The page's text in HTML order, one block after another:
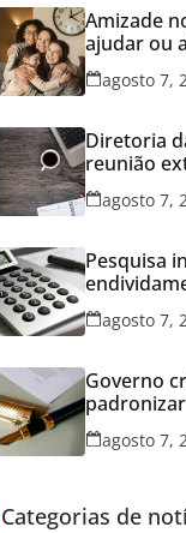
Amizade
ajudar ou
agosto 7,
Diretoria
reunião
sexta-feira
agosto 7,
Pesquisa
série
agosto 7,
Governo
concessões
agosto 7,
Categorias de